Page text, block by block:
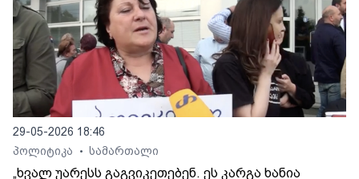
29-05-2026 18:46
პოლიტიკა
• სამართალი
„ხვალ უარესს გაგვიკეთებენ. ეს კარგა ხანია